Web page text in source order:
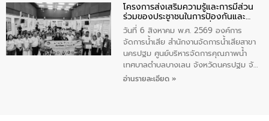
ประชาชน ตัวแทนจากโรงแรมต่างๆ ในเขต
เทศบาลตำบลราไวย์ ศูนย์บริหารจัดการ
คุณภาพน้ำเทศบาลตำบลราไวย์ นำโดยนาย
น้อย แก้วเศษ ผู้จัดการสำนักงานจัดการน้ำ
เสียสาขาภูเก็ต พร้อมด้วยเจ้าหน้าที่ จำนวน
5 คน ร่วมทำกิจกรรม ทำความสะอาด
ชายหาดและแหล่งท่องเที่ยว ณ บริเวณ
โครงการส่งเสริมความรู้และการมีส่วน
ร่วมของประชาชนในการป้องกันและ
แก้ไขปัญหาน้ำเสียอย่างยั่งยืน
วันที่ 6 สิงหาคม พ.ศ. 2569 องค์การ
จัดการน้ำเสีย สำนักงานจัดการน้ำเสียสาขา
นครปฐม ศูนย์บริหารจัดการคุณภาพน้ำ
เทศบาลตำบลบางเลน จังหวัดนครปฐม จัด
กิจกรรมภายใต้โครงการส่งเสริมความรู้และ
อ่านรายละเอียด »